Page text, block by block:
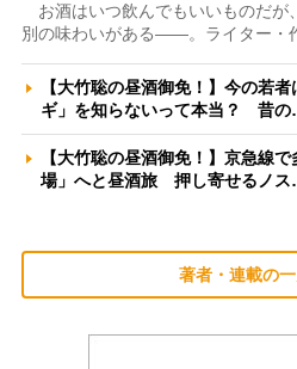
お酒はいつ飲んでもいいものだが
別の味わいがある――。ライター・
【大竹聡の昼酒御免！】今の若
ギ」を知らないって本当？ 昔
【大竹聡の昼酒御免！】京急線
場」へと昼酒旅 押し寄せるノ
著者・連載の